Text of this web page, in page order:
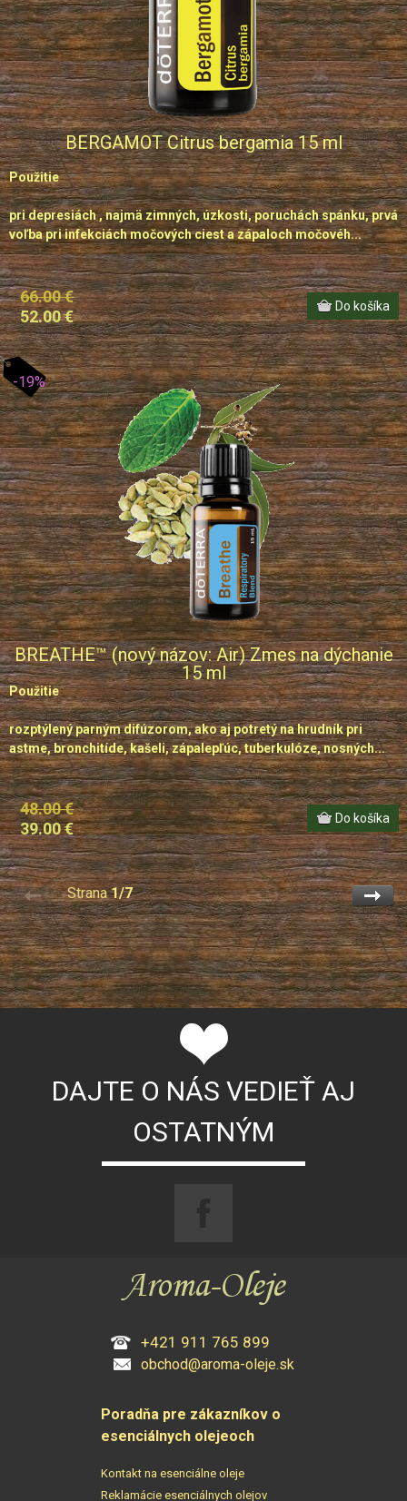
BERGAMOT Citrus bergamia 15 ml
Použitie
pri depresiách , najmä zimných, úzkosti, poruchách spánku, prvá
voľba pri infekciách močových ciest a zápaloch močovéh...
66.00 €
52.00 €
-19%
BREATHE™ (nový názov: Air) Zmes na dýchanie
15 ml
Použitie
rozptýlený parným difúzorom, ako aj potretý na hrudník pri
astme, bronchitíde, kašeli, zápalepľúc, tuberkulóze, nosných...
48.00 €
39.00 €
Strana 1/7
DAJTE O NÁS VEDIEŤ AJ
OSTATNÝM
+421 911 765 899
obchod@aroma-oleje.sk
Poradňa pre zákazníkov o
esenciálnych olejeoch
Kontakt na esenciálne oleje
Reklamácie esenciálnych olejov